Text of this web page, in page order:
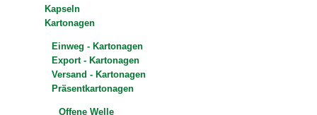
Kapseln
Kartonagen
Einweg - Kartonagen
Export - Kartonagen
Versand - Kartonagen
Präsentkartonagen
Offene Welle